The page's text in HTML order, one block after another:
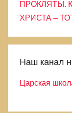
ПРОКЛЯТЫ.
ХРИСТА –
Наш канал
Царская